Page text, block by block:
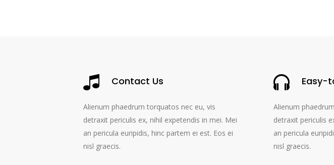
Contact Us
Alienum phaedrum torquatos nec eu, vis
detraxit periculis ex, nihil expetendis in mei. Mei
an pericula euripidis, hinc partem ei est. Eos ei
nisl graecis.
Easy-
Alienum
detraxit periculis
an pericula
nisl graecis.